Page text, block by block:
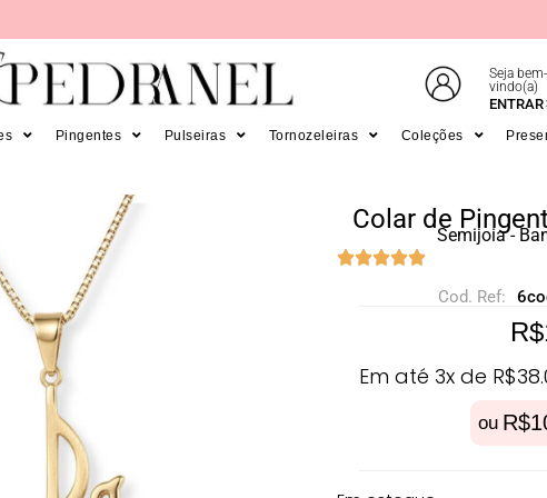
E EM ATÉ 6X SEM JUROS NO CARTÃO
Seja bem-
vindo(a)
ENTRAR
Pingentes Pulseiras Tornozeleiras Coleções
Colar de
Semijoia -
Cod. Ref:
R$
Em até 3x de R$
ou R$